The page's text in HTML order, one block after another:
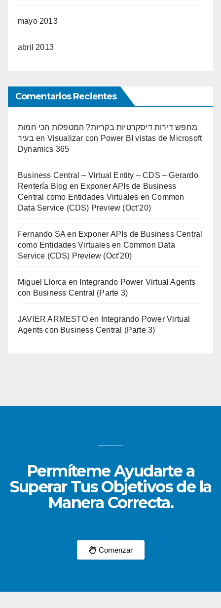
mayo 2013
abril 2013
Comentarios Recientes
מחפש דירות דיסקרטיות בקריות? המטפלות הכי חמות
בעיר en Visualizar con Power BI vistas de Microsoft
Dynamics 365
Business Central – Virtual Entity – CDS – Gerardo
Rentería Blog en Exponer APIs de Business
Central como Entidades Virtuales en Common
Data Service (CDS) Preview (Oct’20)
Fernando SA en Exponer APIs de Business Central
como Entidades Virtuales en Common Data
Service (CDS) Preview (Oct’20)
Miguel Llorca en
Integrando Power Virtual Agents
con Business Central (Parte 3)
JAVIER ARMESTOen
Integrando Power Virtual
Agents con Business Central (Parte 3)
Permíteme Ayudarte a
Superar Tus Objetivos de la
Manera Correcta.
Comenzar